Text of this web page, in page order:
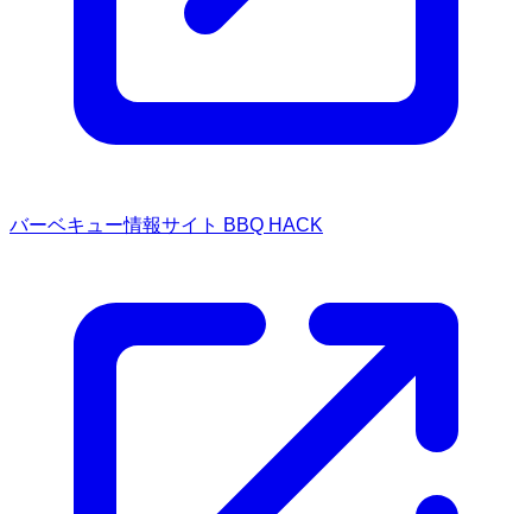
バーベキュー情報サイト BBQ HACK